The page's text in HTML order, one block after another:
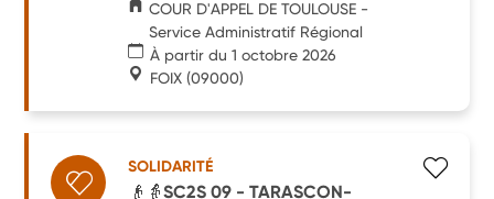
COUR D'APPEL DE TOULOUSE -
Service Administratif Régional
À partir du 1 octobre 2026
FOIX (09000)
SOLIDARITÉ
👴👵SC2S 09 - TARASCON-